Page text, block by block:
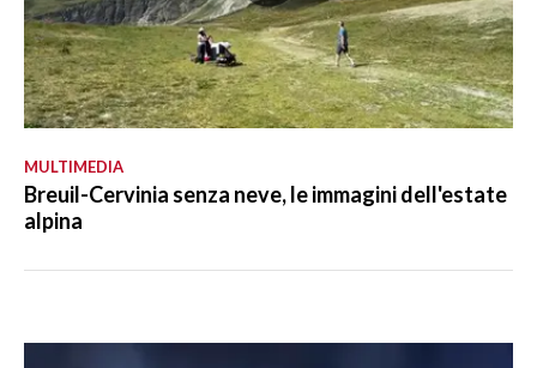
MULTIMEDIA
Breuil-Cervinia senza neve, le immagini dell'estate
alpina